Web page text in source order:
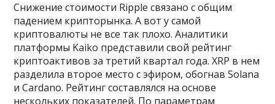
Снижение стоимости Ripple связано с общим
падением крипторынка. А вот у самой
криптовалюты не все так плохо. Аналитики
платформы Kaiko представили свой рейтинг
криптоактивов за третий квартал года. XRP в нем
разделила второе место с эфиром, обогнав Solana
и Cardano. Рейтинг составлялся на основе
нескольких показателей. По параметрам